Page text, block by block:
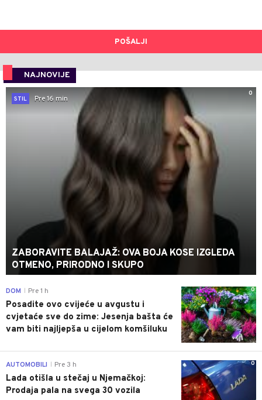
POŠALJI
NAJNOVIJE
0
STIL
Pre 16 min
ZABORAVITE BALAJAŽ: OVA BOJA KOSE IZGLEDA
OTMENO, PRIRODNO I SKUPO
0
DOM Pre 1 h
Posadite ovo cvijeće u avgustu i
cvjetaće sve do zime: Jesenja bašta će
vam biti najljepša u cijelom komšiluku
0
AUTOMOBILI Pre 3 h
Lada otišla u stečaj u Njemačkoj:
Prodaja pala na svega 30 vozila